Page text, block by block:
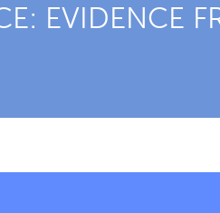
EVIDENCE